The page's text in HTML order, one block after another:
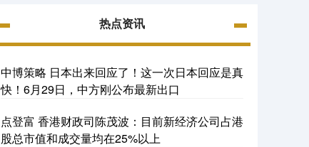
热点资讯
中博策略 日本出来回应了！这一次日本回应是真
快！6月29日，中方刚公布最新出口
点登富 香港财政司陈茂波：目前新经济公司占港
股总市值和成交量均在25%以上